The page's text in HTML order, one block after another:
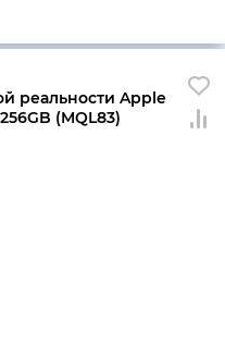
реальности Apple
(MQL83)